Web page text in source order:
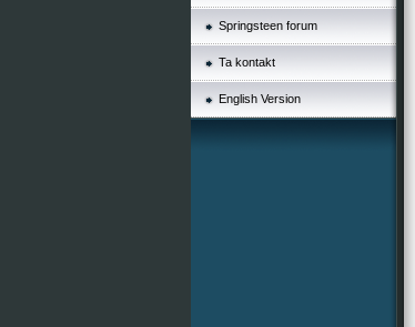
Springsteen forum
Ta kontakt
English Version